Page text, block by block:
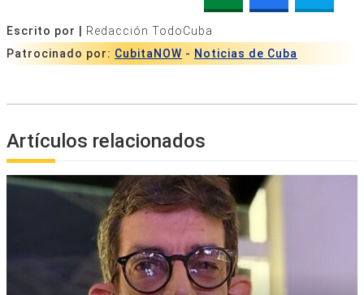
Escrito por |
Redacción TodoCuba
Patrocinado por: CubitaNOW - Noticias de Cuba
Artículos relacionados